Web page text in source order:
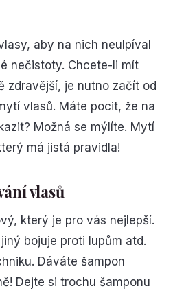
aby na nich neulpíval
nečistoty. Chcete-li mít
zdravější, je nutno začít od
vlasů. Máte pocit, že na
Možná se mýlíte. Mytí
má jistá pravidla!
vlasů
který je pro vás nejlepší.
bojuje proti lupům atd.
Dáváte šampon
Dejte si trochu šamponu